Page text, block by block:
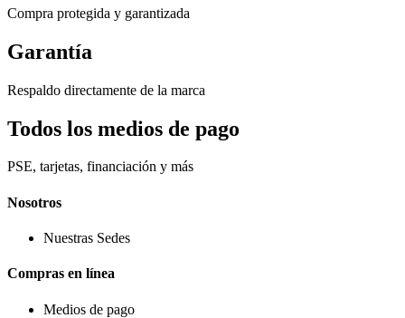
Compra protegida y garantizada
Garantía
Respaldo directamente de la marca
Todos los medios de pago
PSE, tarjetas, financiación y más
Nosotros
Nuestras Sedes
Compras en línea
Medios de pago